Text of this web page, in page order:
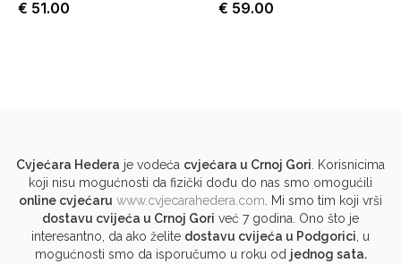
€ 51.00 € 59.00
Cvjećara Hedera je vodeća cvjećara u Crnoj Gori . Korisnicima
koji nisu mogućnosti da fizički dođu do nas smo omogućili
online cvjećaru www.cvjecarahedera.com . Mi smo tim koji vrši
dostavu cvijeća u Crnoj Gori već 7 godina. Ono što je
interesantno, da ako želite dostavu cvijeća u Podgorici , u
mogućnosti smo da isporučumo u roku od jednog sata.